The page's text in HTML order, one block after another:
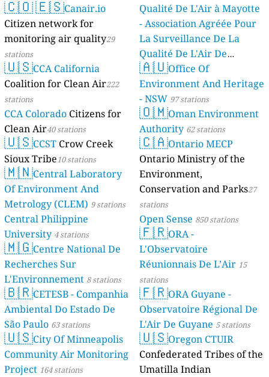
🇨🇴🇪🇸Canair.io
Citizen network for
monitoring air quality29
stations
🇺🇸CCA California
Coalition for Clean Air222
stations
CCA Colorado Citizens for
Clean Air40 stations
🇺🇸CCST Crow Creek
Sioux Tribe10 stations
🇲🇳Central Laboratory
Of Environment And
Metrology (CLEM) 9 stations
Central Philippine
University 4 stations
🇲🇬Centre National De
Recherches Sur
L'Environnement 8 stations
🇧🇷CETESB - Companhia
Ambiental Do Estado De
São Paulo 63 stations
🇺🇸City Of Minneapolis
Community Air Monitoring
Project 164 stations
Qualité De L'Air à Mayotte
- Association Agréée Pour
La Surveillance De La
Qualité De L'Air De
Mayotte 4 stations
🇦🇺Office Of
Environment And Heritage
- NSW 97 stations
🇴🇲Oman Environment
Authority 62 stations
🇨🇦Ontario MECP
Ontario Ministry of the
Environment,
Conservation and Parks27
stations
Open Sense 850 stations
🇫🇷ORA -
L'Observatoire
Réunionnais De L’Air 15
stations
🇫🇷ORA Guyane -
Observatoire Régional De
L'Air De Guyane 5 stations
🇺🇸Oregon CTUIR
Confederated Tribes of the
Umatilla Indian